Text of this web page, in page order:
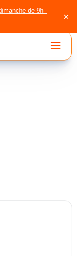
de 9h -
×